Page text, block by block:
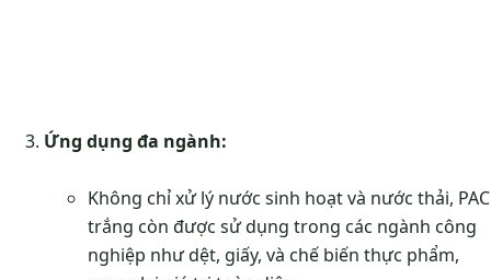
Ứng dụng đa ngành:
Không chỉ xử lý nước sinh hoạt và nước thải, PAC
trắng còn được sử dụng trong các ngành công
nghiệp như dệt, giấy, và chế biến thực phẩm,